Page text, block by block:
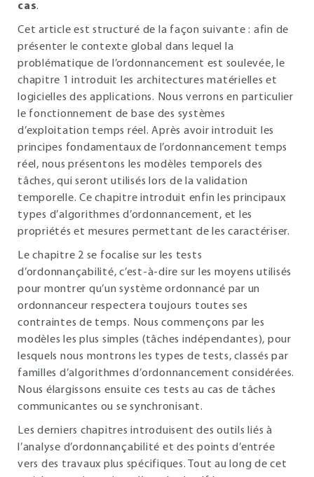
cas.
Cet article est structuré de la façon suivante : afin de
présenter le contexte global dans lequel la
problématique de l’ordonnancement est soulevée, le
chapitre 1 introduit les architectures matérielles et
logicielles des applications. Nous verrons en particulier
le fonctionnement de base des systèmes
d’exploitation temps réel. Après avoir introduit les
principes fondamentaux de l’ordonnancement temps
réel, nous présentons les modèles temporels des
tâches, qui seront utilisés lors de la validation
temporelle. Ce chapitre introduit enfin les principaux
types d’algorithmes d’ordonnancement, et les
propriétés et mesures permettant de les caractériser.
Le chapitre 2 se focalise sur les tests
d’ordonnançabilité, c’est-à-dire sur les moyens utilisés
pour montrer qu’un système ordonnancé par un
ordonnanceur respectera toujours toutes ses
contraintes de temps. Nous commençons par les
modèles les plus simples (tâches indépendantes), pour
lesquels nous montrons les types de tests, classés par
familles d’algorithmes d’ordonnancement considérées.
Nous élargissons ensuite ces tests au cas de tâches
communicantes ou se synchronisant.
Les derniers chapitres introduisent des outils liés à
l’analyse d’ordonnançabilité et des points d’entrée
vers des travaux plus spécifiques. Tout au long de cet